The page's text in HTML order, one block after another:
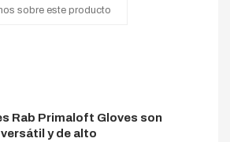
sobre este producto
Rab Primaloft Gloves son
y de alto